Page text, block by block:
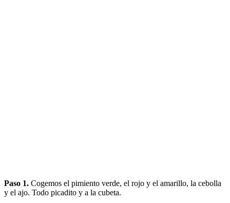
Paso 1. Cogemos el pimiento verde, el rojo y el amarillo, la cebolla
y el ajo. Todo picadito y a la cubeta.